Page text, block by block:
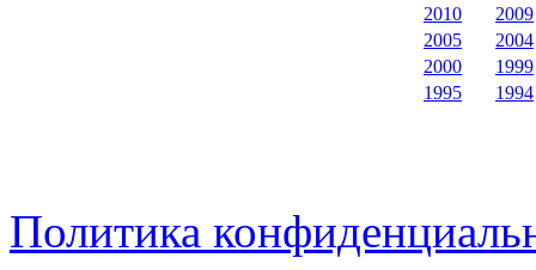
2010
2009
2005
2004
2000
1999
1995
1994
Политика